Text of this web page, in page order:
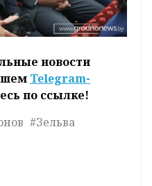
новости
Telegram-
по ссылке!
#Зельва